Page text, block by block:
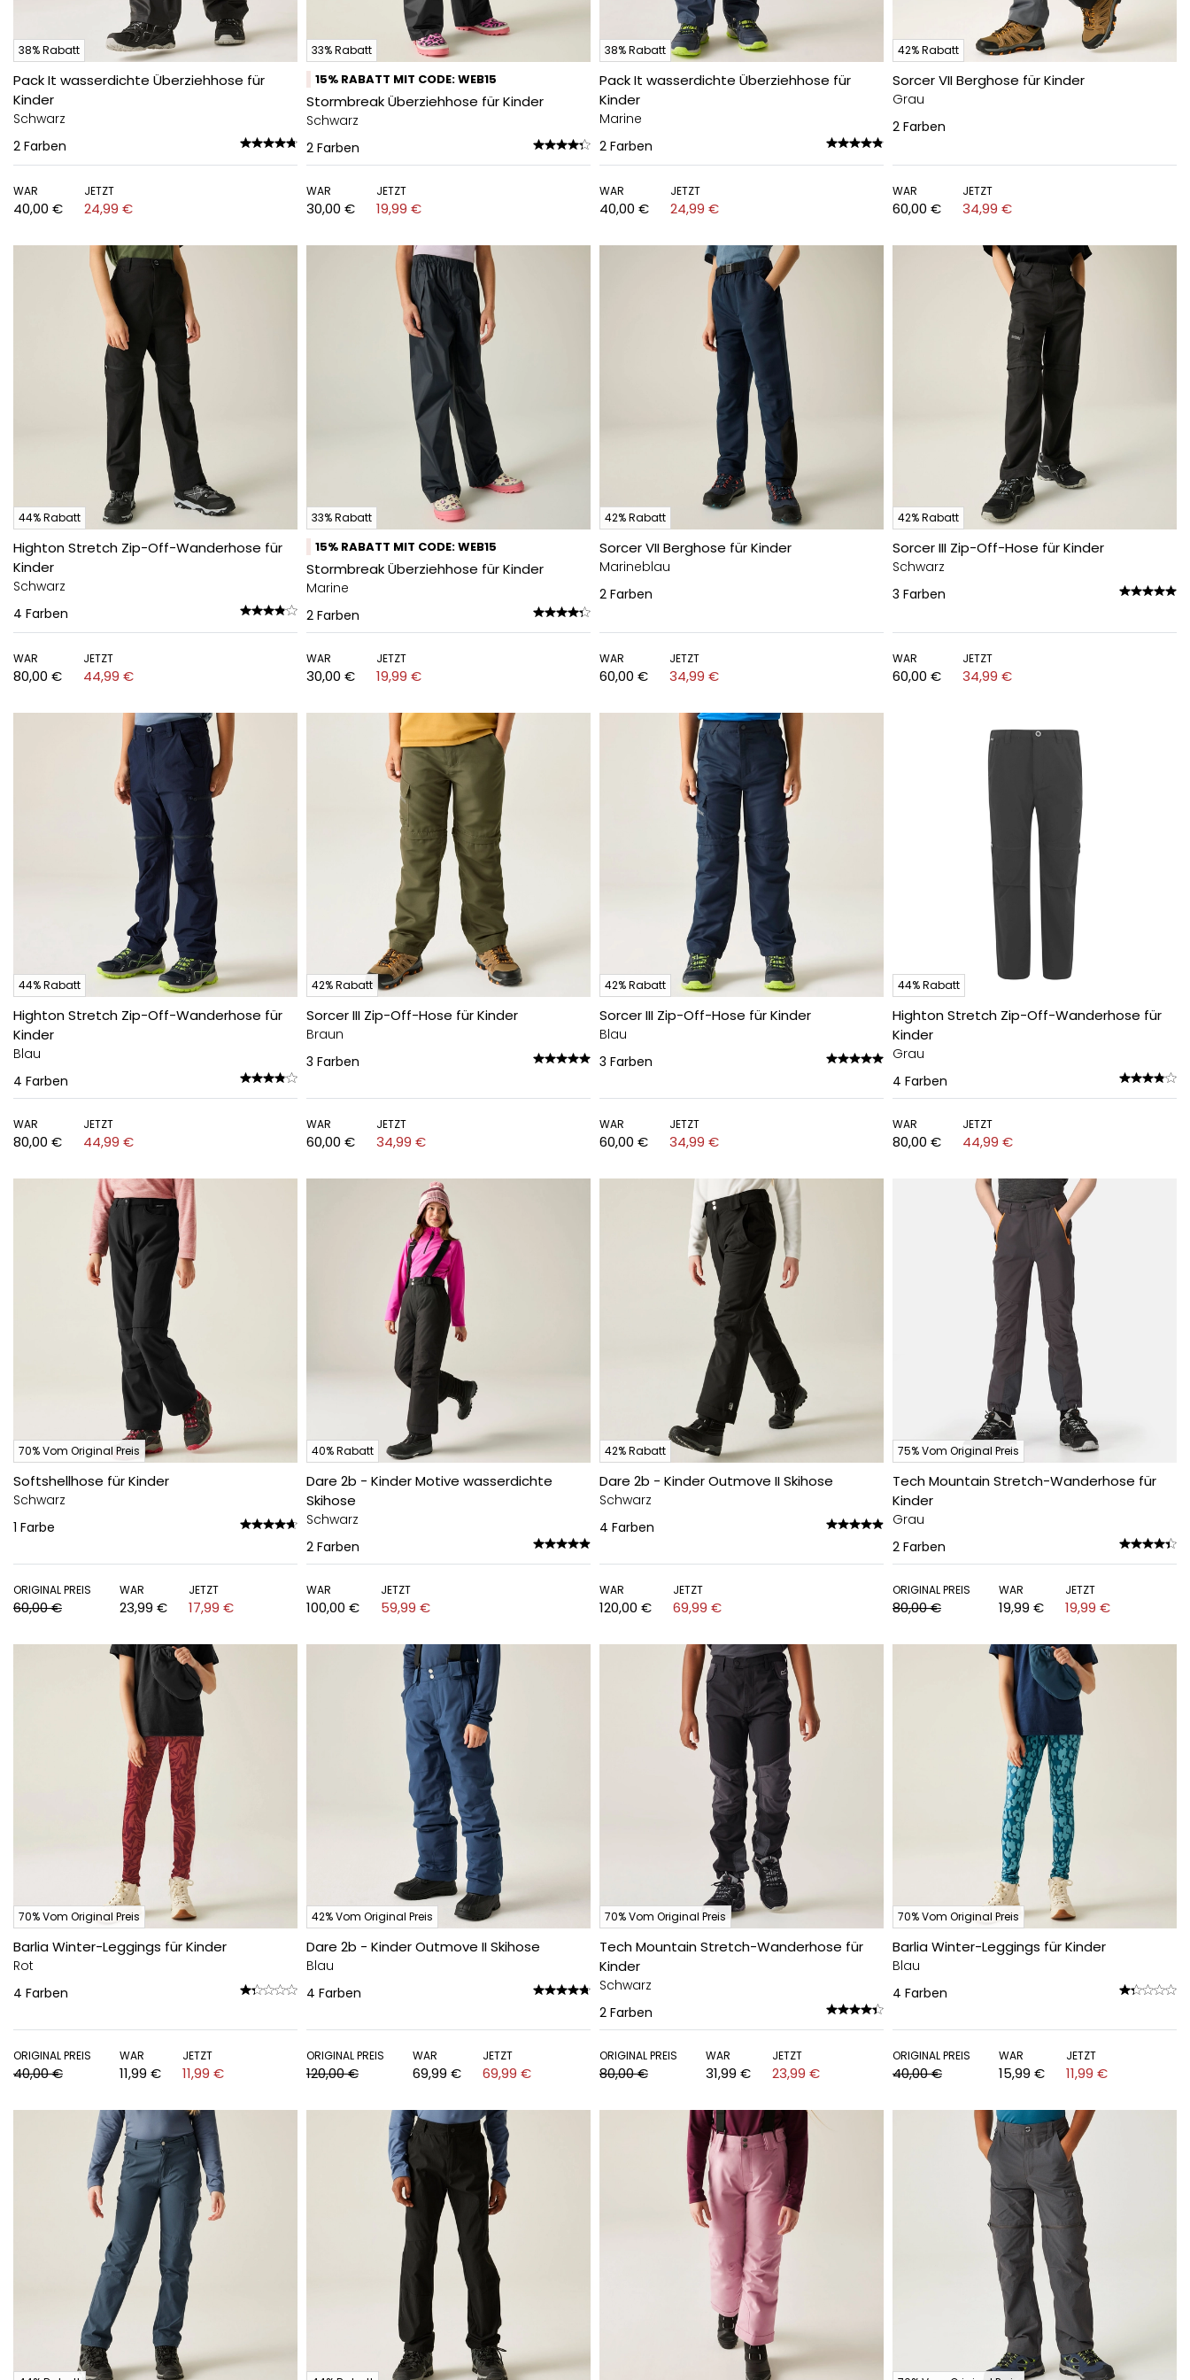
38% Rabatt
Pack It wasserdichte Überziehhose für
Kinder
Schwarz
2 Farben
WAR
40,00 €
JETZT
24,99 €
33% Rabatt
15% RABATT MIT CODE: WEB15
Stormbreak Überziehhose für Kinder
Schwarz
2 Farben
WAR
30,00 €
JETZT
19,99 €
38% Rabatt
Pack It wasserdichte Überziehhose für
Kinder
Marine
2 Farben
WAR
40,00 €
JETZT
24,99 €
42% Rabatt
Sorcer VII Berghose für Kinder
Grau
2 Farben
WAR
60,00 €
JETZT
34,99 €
44% Rabatt
Highton Stretch Zip-Off-Wanderhose für
Kinder
Schwarz
4 Farben
WAR
80,00 €
JETZT
44,99 €
33% Rabatt
15% RABATT MIT CODE: WEB15
Stormbreak Überziehhose für Kinder
Marine
2 Farben
WAR
30,00 €
JETZT
19,99 €
42% Rabatt
Sorcer VII Berghose für Kinder
Marineblau
2 Farben
WAR
60,00 €
JETZT
34,99 €
42% Rabatt
Sorcer III Zip-Off-Hose für Kinder
Schwarz
3 Farben
WAR
60,00 €
JETZT
34,99 €
44% Rabatt
Highton Stretch Zip-Off-Wanderhose für
Kinder
Blau
4 Farben
WAR
80,00 €
JETZT
44,99 €
42% Rabatt
Sorcer III Zip-Off-Hose für Kinder
Braun
3 Farben
WAR
60,00 €
JETZT
34,99 €
42% Rabatt
Sorcer III Zip-Off-Hose für Kinder
Blau
3 Farben
WAR
60,00 €
JETZT
34,99 €
44% Rabatt
Highton Stretch Zip-Off-Wanderhose für
Kinder
Grau
4 Farben
WAR
80,00 €
JETZT
44,99 €
70% Vom Original Preis
Softshellhose für Kinder
Schwarz
1 Farbe
ORIGINAL PREIS
60,00 €
WAR
23,99 €
JETZT
17,99 €
40% Rabatt
Dare 2b - Kinder Motive wasserdichte
Skihose
Schwarz
2 Farben
WAR
100,00 €
JETZT
59,99 €
42% Rabatt
Dare 2b - Kinder Outmove II Skihose
Schwarz
4 Farben
WAR
120,00 €
JETZT
69,99 €
75% Vom Original Preis
Tech Mountain Stretch-Wanderhose für
Kinder
Grau
2 Farben
ORIGINAL PREIS
80,00 €
WAR
19,99 €
JETZT
19,99 €
70% Vom Original Preis
Barlia Winter-Leggings für Kinder
Rot
4 Farben
ORIGINAL PREIS
40,00 €
WAR
11,99 €
JETZT
11,99 €
42% Vom Original Preis
Dare 2b - Kinder Outmove II Skihose
Blau
4 Farben
ORIGINAL PREIS
120,00 €
WAR
69,99 €
JETZT
69,99 €
70% Vom Original Preis
Tech Mountain Stretch-Wanderhose für
Kinder
Schwarz
2 Farben
ORIGINAL PREIS
80,00 €
WAR
31,99 €
JETZT
23,99 €
70% Vom Original Preis
Barlia Winter-Leggings für Kinder
Blau
4 Farben
ORIGINAL PREIS
40,00 €
WAR
15,99 €
JETZT
11,99 €